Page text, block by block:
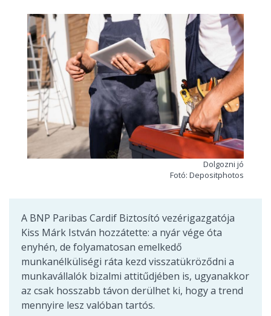
Dolgozni jó
Fotó: Depositphotos
A BNP Paribas Cardif Biztosító vezérigazgatója
Kiss Márk István hozzátette: a nyár vége óta
enyhén, de folyamatosan emelkedő
munkanélküliségi ráta kezd visszatükröződni a
munkavállalók bizalmi attitűdjében is, ugyanakkor
az csak hosszabb távon derülhet ki, hogy a trend
mennyire lesz valóban tartós.